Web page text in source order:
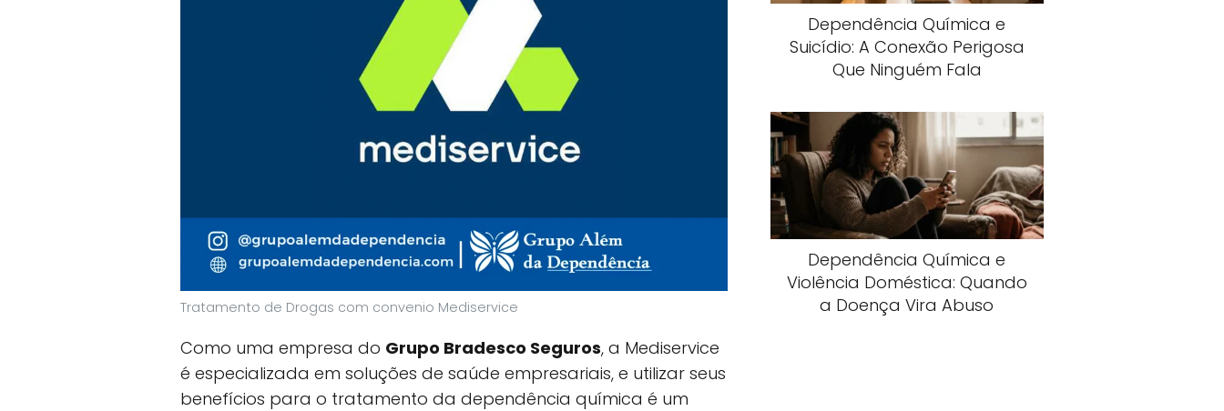
Tratamento de Drogas com convenio Mediservice
Como uma empresa do Grupo Bradesco Seguros, a Mediservice
é especializada em soluções de saúde empresariais, e utilizar seus
benefícios para o tratamento da dependência química é um
Dependência Química e
Suicídio: A Conexão Perigosa
Que Ninguém Fala
Dependência Química e
Violência Doméstica: Quando
a Doença Vira Abuso